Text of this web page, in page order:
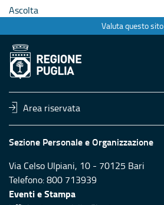
Ascolta
Valuta questo sito
Area riservata
Sezione Personale e Organizzazione
Via Celso Ulpiani, 10 - 70125 Bari
Telefono: 800 713939
Eventi e Stampa